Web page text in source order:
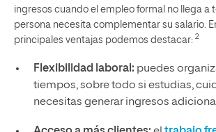
ingresos cuando el empleo formal no llega a
persona necesita complementar su salario.
principales ventajas podemos destacar: 2
Flexibilidad laboral: puedes
tiempos, sobre todo si estudias,
necesitas generar ingresos